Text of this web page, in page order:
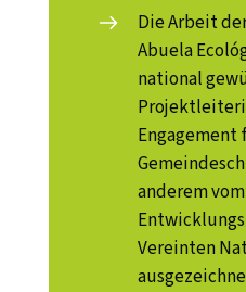
Die Arbeit
Abuela
national
anderem vom
Vereinten